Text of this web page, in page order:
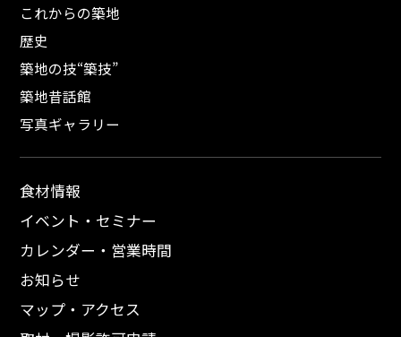
これからの築地
歴史
築地の技“築技”
築地昔話館
写真ギャラリー
食材情報
イベント・セミナー
カレンダー・営業時間
お知らせ
マップ・アクセス